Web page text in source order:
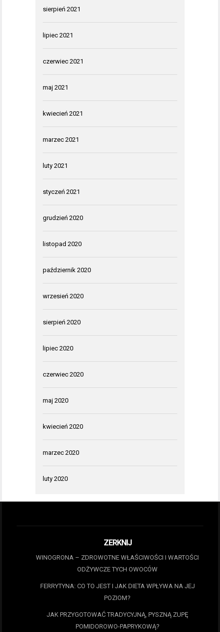
sierpień 2021
lipiec 2021
czerwiec 2021
maj 2021
kwiecień 2021
marzec 2021
luty 2021
styczeń 2021
grudzień 2020
listopad 2020
październik 2020
wrzesień 2020
sierpień 2020
lipiec 2020
czerwiec 2020
maj 2020
kwiecień 2020
marzec 2020
luty 2020
ZERKNIJ
WINOGRONA – ZDROWOTNE WŁAŚCIWOŚCI I WARTOŚCI
ODŻYWCZE TYCH OWOCÓW
FERRYTYNA: CO TO JEST I JAK DIETA WPŁYWA NA JEJ
POZIOM?
JAK PRZYGOTOWAĆ TRADYCYJNĄ, PYSZNĄ ZUPĘ
POMIDOROWO-PAPRYKOWĄ?